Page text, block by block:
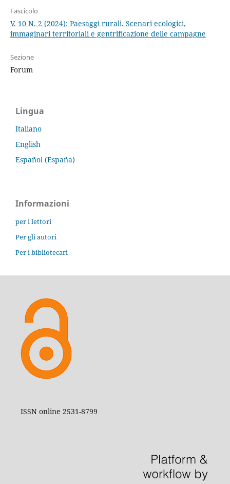
Fascicolo
V. 10 N. 2 (2024): Paesaggi rurali. Scenari ecologici,
immaginari territoriali e gentrificazione delle campagne
Sezione
Forum
Lingua
Italiano
English
Español (España)
Informazioni
per i lettori
Per gli autori
Per i bibliotecari
ISSN online 2531-8799